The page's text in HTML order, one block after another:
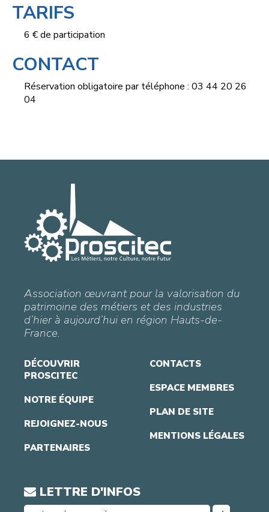
TARIFS
6 € de participation
CONTACT
Réservation obligatoire par téléphone : 03 44 20 26
04
Association œuvrant pour la valorisation du
patrimoine des métiers et des industries
d’hier à aujourd’hui en région Hauts-de-
France.
DÉCOUVRIR
PROSCITEC
NOTRE ÉQUIPE
REJOIGNEZ-NOUS
PARTENAIRES
CONTACTS
ESPACE MEMBRES
PLAN DE SITE
MENTIONS LÉGALES
LETTRE D'INFOS